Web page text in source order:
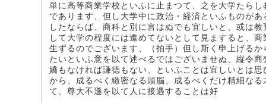
単に高等商業学校といふに止まつて、之を大学たら
であります、但し大学中に政治・経済といふものが
したならば、商科と別に言はぬでも宜しいと、或は
して大学の程度には進めてないとして見ますると、
生ずるのでございます、（拍手）但し斯く申上げる
たいといふ意を以て述べるではございませぬ、縦令
嬌もなければ謙徳もない、といふことは宜しいとは
から、成るべく緻密なる頭脳、成るべくだけ精細な
て、尊大不遜を以て人に接遇することは好